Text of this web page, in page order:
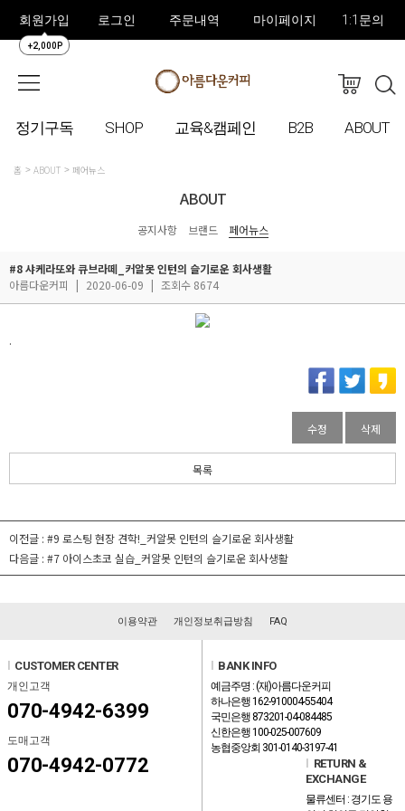
회원가입
+2,000P
로그인 주문내역 마이페이지 1:1문의
정기구독 SHOP 교육&캠페인 B2B ABOUT
홈 ABOUT 페어뉴스
ABOUT
공지사항 브랜드 페어뉴스
#8 샤케라또와 큐브라떼_커알못 인턴의 슬기로운 회사생활
아름다운커피
| 2020-06-09 | 조회수 8674
.
수정 삭제
목록
이전글 : #9 로스팅 현장 견학!_커알못 인턴의 슬기로운 회사생활
다음글 : #7 아이스초코 실습_커알못 인턴의 슬기로운 회사생활
이용약관 개인정보취급방침 FAQ
CUSTOMER CENTER
개인고객
070-4942-6399
도매고객
070-4942-0772
BANK INFO
예금주명 : (재)아름다운커피
하나은행 162-910004-55404
국민은행 873201-04-084485
신한은행 100-025-007609
농협중앙회 301-0140-3197-41
RETURN &
EXCHANGE
물류센터 : 경기도 용